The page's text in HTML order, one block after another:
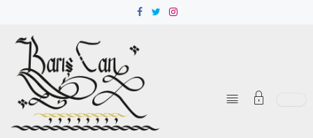
content